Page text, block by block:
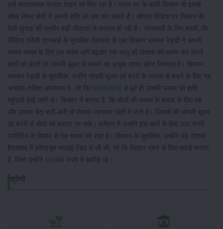
उसे सकारात्मक प्रभाव देखने को मिल रहा है। भारत भर के बाकी किसान भी इससे
सीख लेकर खेती में अपनी हानि को कम कर सकते हैं। सोशल मीडिया पर किसान के
देसी जुगाड़ की तस्वीर बड़ी तीव्रता से वायरल हो रही है। जानकारी के लिए बतादें, कि
मीडिया एजेंसी एएनआई के मुताबिक तेलंगाना के एक किसान भास्कर रेड्डी ने अपनी
फसल बचाव के लिए एक कदम आगे बढ़कर एक भालू की पोशाक को धारण कर अपने
खेतों को बंदरों एवं जंगली सूअर से बचाने का अचूक उपाय खोज निकाला है। किसान
भास्कर रेड्डी के मुताबिक, उन्होंने जंगली सूअर एवं बंदरों के आतंक से बचने के लिए यह
अनोखा तरीका आजमाया है, जो कि
फसल कटाई
से पूर्व ही उसकी फसल को हानि
पहुंचाते देखे जाते थे। किसान ने बताया है, कि खेतों की फसल के बचाव के लिए वह
और उनका बेटा बारी-बारी से पोशाक पहनकर खेतों में जाते हैं। जिससे की जंगली सूअर
एवं बंदरों से खेतों को बचाया जा सके। वर्तमान में उन्होंने इस कार्य के लिए 500 रुपये
प्रतिदिन के हिसाब से एक शख्स को रखा है। किसान के मुताबिक, उन्होंने यह पोशाक
हैदराबाद में कॉस्ट्यूम सप्लाई वेंडर से ली थी, जो कि थिएटर ग्रुप के लिए कपड़े बनाता
है, जिसे उन्होंने 10,000 रुपये में खरीदा था।